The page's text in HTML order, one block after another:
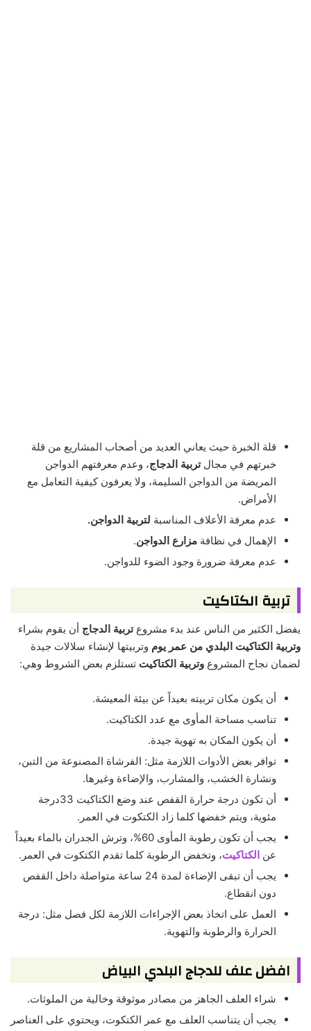
قلة الخبرة حيث يعاني العديد من أصحاب المشاريع من قلة
خبرتهم في مجالتربية الدجاج، وعدم معرفتهم الدواجن
المريضة من الدواجن السليمة، ولا يعرفون كيفية التعامل مع
الأمراض.
عدم معرفة الأعلاف المناسبة لتربية الدواجن.
الإهمال في نظافة مزارع الدواجن.
عدم معرفة ضرورة وجود الضوء للدواجن.
تربية الكتاكيت
يفضل الكثير من الناس عند بدء مشروعتربية الدجاج أن يقوم بشراء
وتربية الكتاكيت البلدي من عمر يوم وتربيتها لإنشاء سلالات جيدة
لضمان نجاح المشروع وتربية الكتاكيت تستلزم بعض الشروط وهي:
أن يكون مكان تربيته بعيداً عن بيئة المعيشة.
تناسب مساحة المأوى مع عدد الكتاكيت.
أن يكون المكان به تهوية جيدة.
توافر بعض الأدوات اللازمة مثل: الفرشاة المصنوعة من التبن،
ونشارة الخشب، والمشارب، والإضاءة وغيرها.
أن تكون درجة حرارة القفص عند وضع الكتاكيت 33درجة
مئوية، ويتم خفضها كلما زاد الكتكوت في العمر.
يجب أن تكون رطوبة المأوى 60%، وترش الجدران بالماء بعيداً
عن الكتاكيت، وتخفض الرطوبة كلما تقدم الكتكوت في العمر.
يجب أن تبقى الإضاءة لمدة 24 ساعة متواصلة داخل القفص
دون انقطاع.
العمل على اتخاذ بعض الإجراءات اللازمة لكل فصل مثل: درجة
الحرارة والرطوبة والتهوية.
افضل علف للدجاج البلدي البياض
شراء العلف الجاهز من مصادر موثوقة وخالية من الملوثات.
يجب أن يتناسب العلف مع عمر الكتكوت، ويحتوي على العناصر